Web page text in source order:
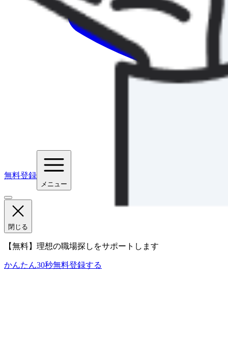
無料登録
メニュー
閉じる
【無料】理想の職場探しをサポートします
かんたん30秒無料登録する